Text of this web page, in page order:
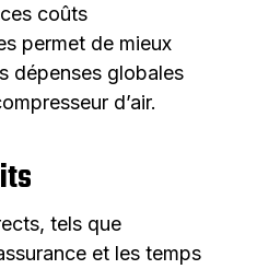
coûts
permet de mieux
dépenses globales
d’air.
tels que
et les temps